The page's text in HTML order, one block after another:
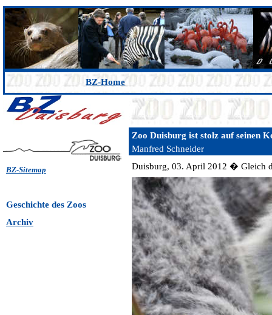
BZ-Home
BZ-Sitemap
Geschichte des Zoos
Archiv
Zoo Duisburg ist stolz auf seinen
Manfred Schneider
Duisburg, 03. April 2012 � Gleich